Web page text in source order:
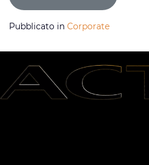
Pubblicato in Corporate